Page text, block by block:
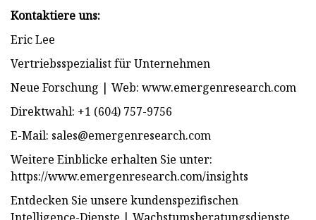
Kontaktiere uns:
Eric Lee
Vertriebsspezialist für Unternehmen
Neue Forschung | Web: www.emergenresearch.com
Direktwahl: +1 (604) 757-9756
E-Mail: sales@emergenresearch.com
Weitere Einblicke erhalten Sie unter:
https://www.emergenresearch.com/insights
Entdecken Sie unsere kundenspezifischen